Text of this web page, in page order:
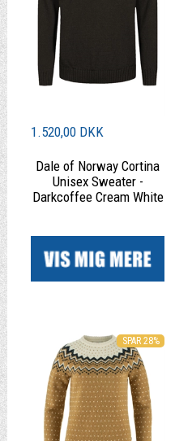
1.520,00 DKK
Dale of Norway Cortina
Unisex Sweater -
Darkcoffee Cream White
SPAR 28%